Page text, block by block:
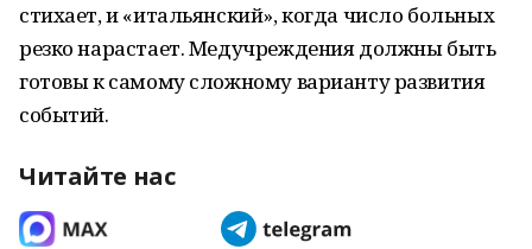
стихает, и «итальянский», когда число больных
резко нарастает. Медучреждения должны быть
готовы к самому сложному варианту развития
событий.
Читайте нас